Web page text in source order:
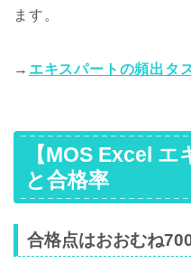
ます。
→ エキスパートの頻出タ
【MOS Excel
と合格率
合格点はおおむね